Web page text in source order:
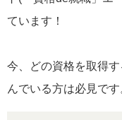
ています！
今、どの資格を取得
んでいる方は必見です